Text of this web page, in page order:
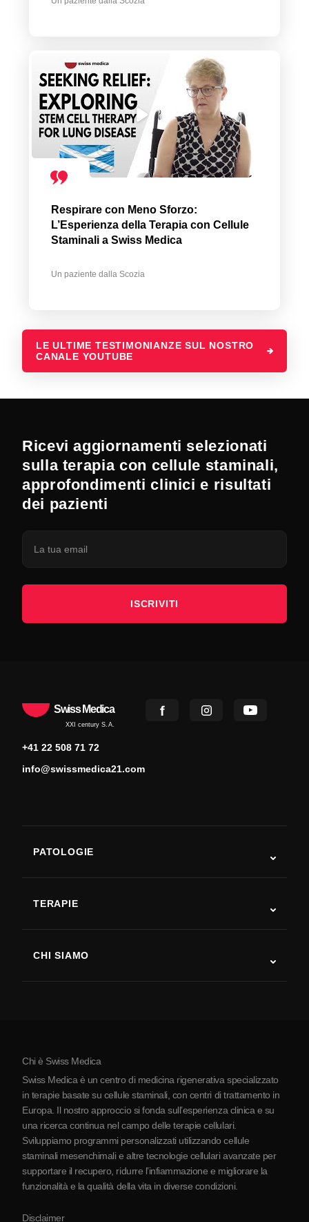
Respirare con Meno Sforzo:
L’Esperienza della Terapia con Cellule
Staminali a Swiss Medica
Un paziente dalla Scozia
LE ULTIME TESTIMONIANZE SUL NOSTRO
CANALE YOUTUBE
Ricevi aggiornamenti selezionati
sulla terapia con cellule staminali,
approfondimenti clinici e risultati
dei pazienti
ISCRIVITI
Swiss Medica
XXI century S.A.
+41 22 508 71 72
info@swissmedica21.com
PATOLOGIE
Malattia di Parkinson
Artrite
TERAPIE
CHI SIAMO
La Serbia
Partnership
Chi è Swiss Medica
Swiss Medica è un centro di medicina rigenerativa specializzato
in terapie basate su cellule staminali, con centri di trattamento in
Europa. Il nostro approccio si fonda sull’esperienza clinica e su
una ricerca continua nel campo delle terapie cellulari.
Sviluppiamo programmi personalizzati utilizzando cellule
staminali mesenchimali e altre tecnologie cellulari avanzate per
supportare il recupero, ridurre l’infiammazione e migliorare la
funzionalità e la qualità della vita in diverse condizioni.
Disclaimer